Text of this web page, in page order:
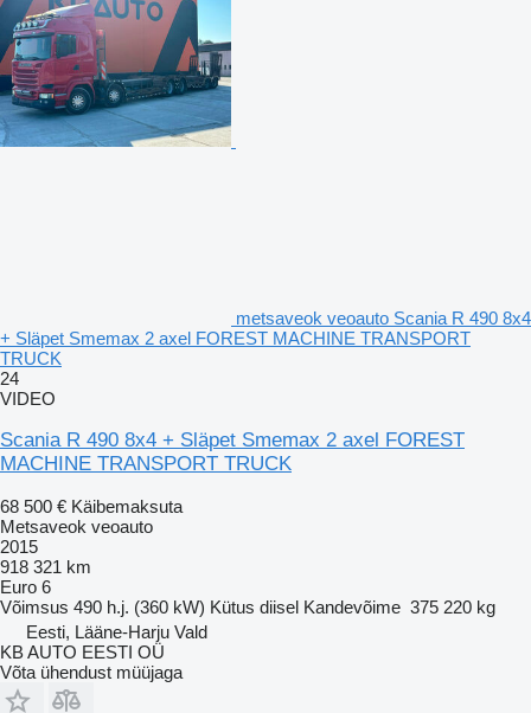
metsaveok veoauto Scania R 490 8x4
+ Släpet Smemax 2 axel FOREST MACHINE TRANSPORT
TRUCK
24
VIDEO
Scania R 490 8x4 + Släpet Smemax 2 axel FOREST
MACHINE TRANSPORT TRUCK
68 500 € Käibemaksuta
Metsaveok veoauto
2015
918 321 km
Euro 6
Võimsus 490 h.j. (360 kW) Kütus diisel Kandevõime 375 220 kg
Eesti, Lääne-Harju Vald
KB AUTO EESTI OÜ
Võta ühendust müüjaga